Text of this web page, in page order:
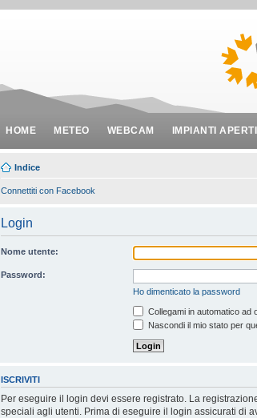
HOME METEO WEBCAM IMPIANTI APERTI
Indice
Connettiti con Facebook
Login
Nome utente:
Password:
Ho dimenticato la password
Collegami in automatico ad
Nascondi il mio stato per
ISCRIVITI
Per eseguire il login devi essere registrato. La
speciali agli utenti. Prima di eseguire il login assicurati di